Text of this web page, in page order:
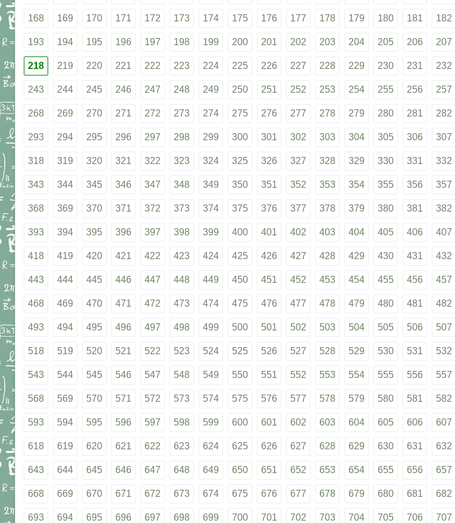
168 169 170 171 172 173 174 175 176 177 178 179 180 181 182
193 194 195 196 197 198 199 200 201 202 203 204 205 206 207
218 219 220 221 222 223 224 225 226 227 228 229 230 231 232
243 244 245 246 247 248 249 250 251 252 253 254 255 256 257
268 269 270 271 272 273 274 275 276 277 278 279 280 281 282
293 294 295 296 297 298 299 300 301 302 303 304 305 306 307
318 319 320 321 322 323 324 325 326 327 328 329 330 331 332
343 344 345 346 347 348 349 350 351 352 353 354 355 356 357
368 369 370 371 372 373 374 375 376 377 378 379 380 381 382
393 394 395 396 397 398 399 400 401 402 403 404 405 406 407
418 419 420 421 422 423 424 425 426 427 428 429 430 431 432
443 444 445 446 447 448 449 450 451 452 453 454 455 456 457
468 469 470 471 472 473 474 475 476 477 478 479 480 481 482
493 494 495 496 497 498 499 500 501 502 503 504 505 506 507
518 519 520 521 522 523 524 525 526 527 528 529 530 531 532
543 544 545 546 547 548 549 550 551 552 553 554 555 556 557
568 569 570 571 572 573 574 575 576 577 578 579 580 581 582
593 594 595 596 597 598 599 600 601 602 603 604 605 606 607
618 619 620 621 622 623 624 625 626 627 628 629 630 631 632
643 644 645 646 647 648 649 650 651 652 653 654 655 656 657
668 669 670 671 672 673 674 675 676 677 678 679 680 681 682
693 694 695 696 697 698 699 700 701 702 703 704 705 706 707